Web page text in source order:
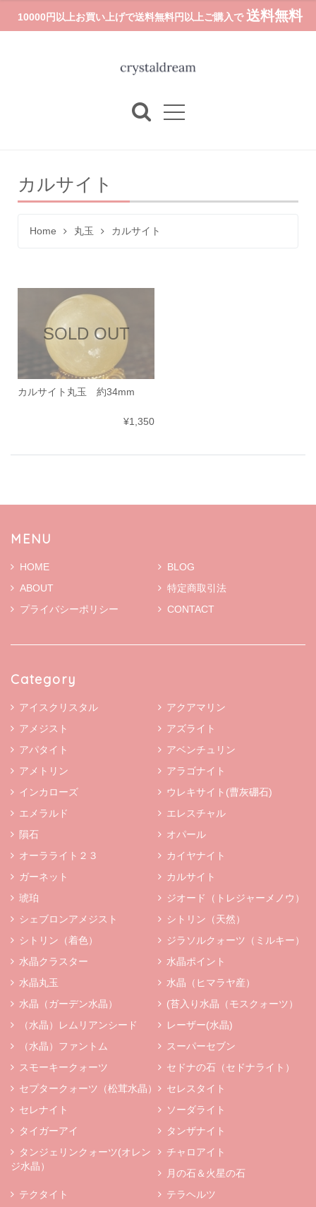
10000円以上お買い上げで送料無料円以上ご購入で 送料無料
カルサイト
Home 丸玉 カルサイト
SOLD OUT
カルサイト丸玉 約34mm
¥1,350
MENU
HOME
BLOG
ABOUT
特定商取引法
プライバシーポリシー
CONTACT
Category
アイスクリスタル
アクアマリン
アメジスト
アズライト
アパタイト
アベンチュリン
アメトリン
アラゴナイト
インカローズ
ウレキサイト(曹灰硼石)
エメラルド
エレスチャル
隕石
オパール
オーラライト２３
カイヤナイト
ガーネット
カルサイト
琥珀
ジオード（トレジャーメノウ）
シェブロンアメジスト
シトリン（天然）
シトリン（着色）
ジラソルクォーツ（ミルキー）
水晶クラスター
水晶ポイント
水晶丸玉
水晶（ヒマラヤ産）
水晶（ガーデン水晶）
(苔入り水晶（モスクォーツ）
（水晶）レムリアンシード
レーザー(水晶)
（水晶）ファントム
スーパーセブン
スモーキークォーツ
セドナの石（セドナライト）
セプタークォーツ（松茸水晶）
セレスタイト
セレナイト
ソーダライト
タイガーアイ
タンザナイト
タンジェリンクォーツ(オレン
ジ水晶）
チャロアイト
月の石＆火星の石
テクタイト
テラヘルツ